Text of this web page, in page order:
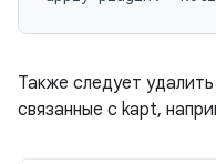
Также следует
связанные с kapt,